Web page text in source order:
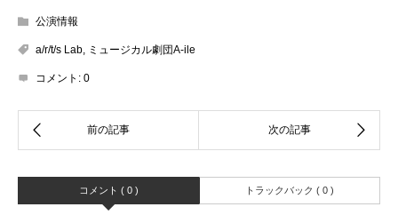
公演情報
a/r/t/s Lab ミュージカル劇団A-ile
コメント: 0
コメント ( 0 ) トラックバック ( 0 )